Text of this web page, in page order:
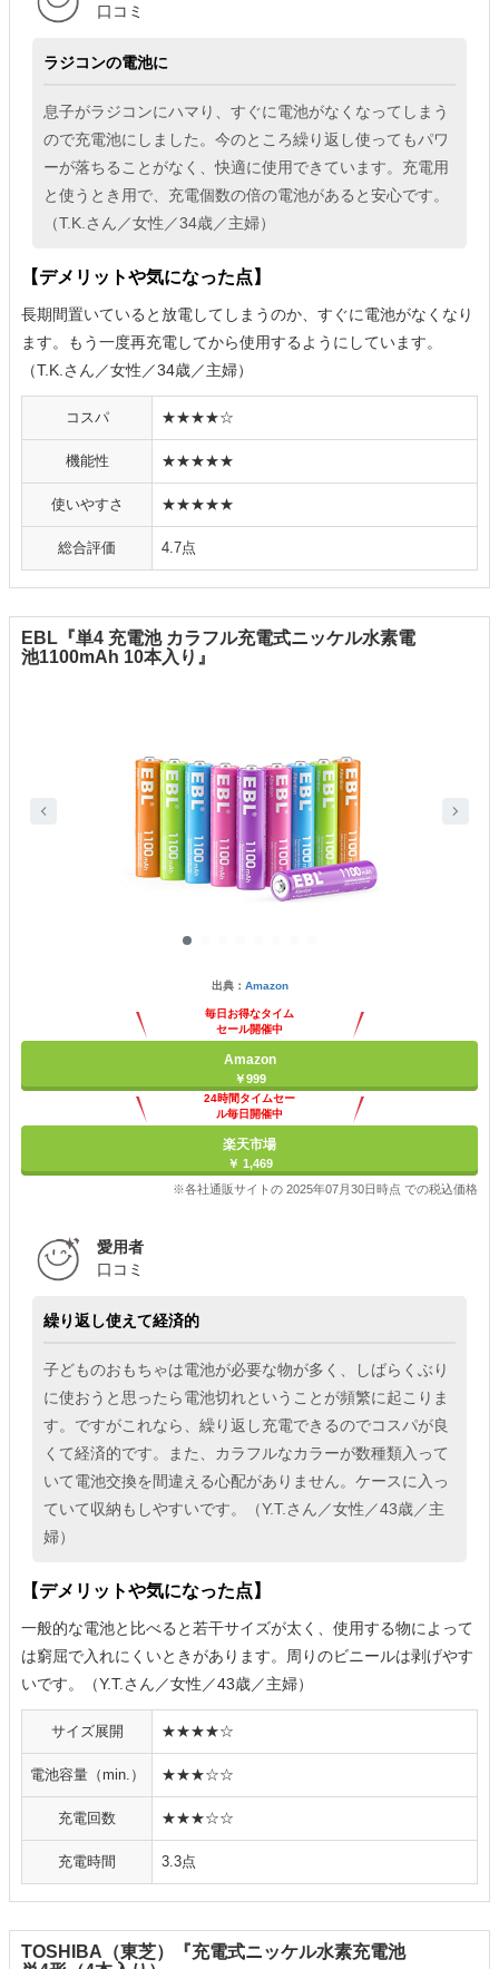
口コミ
ラジコンの電池に
息子がラジコンにハマり、すぐに電池がなくなってしまう
ので充電池にしました。今のところ繰り返し使ってもパワ
ーが落ちることがなく、快適に使用できています。充電用
と使うとき用で、充電個数の倍の電池があると安心です。
（T.K.さん／女性／34歳／主婦）
【デメリットや気になった点】
長期間置いていると放電してしまうのか、すぐに電池がなくなり
ます。もう一度再充電してから使用するようにしています。
（T.K.さん／女性／34歳／主婦）
コスパ ★★★★☆
機能性 ★★★★★
使いやすさ ★★★★★
総合評価 4.7点
EBL『単4 充電池 カラフル充電式ニッケル水素電
池1100mAh 10本入り』
出典： Amazon
毎日お得なタイム
セール開催中
Amazon
￥999
24時間タイムセー
ル毎日開催中
楽天市場
￥ 1,469
※各社通販サイトの 2025年07月30日時点 での税込価格
愛用者
口コミ
繰り返し使えて経済的
子どものおもちゃは電池が必要な物が多く、しばらくぶり
に使おうと思ったら電池切れということが頻繁に起こりま
す。ですがこれなら、繰り返し充電できるのでコスパが良
くて経済的です。また、カラフルなカラーが数種類入って
いて電池交換を間違える心配がありません。ケースに入っ
ていて収納もしやすいです。（Y.T.さん／女性／43歳／主
婦）
【デメリットや気になった点】
一般的な電池と比べると若干サイズが太く、使用する物によって
は窮屈で入れにくいときがあります。周りのビニールは剥げやす
いです。（Y.T.さん／女性／43歳／主婦）
サイズ展開 ★★★★☆
電池容量（min.） ★★★☆☆
充電回数 ★★★☆☆
充電時間 3.3点
TOSHIBA（東芝）『充電式ニッケル水素充電池